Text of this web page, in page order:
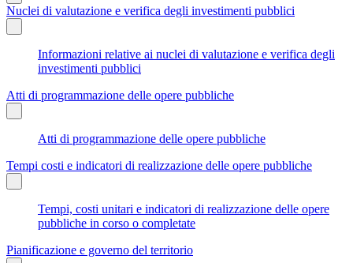
Nuclei di valutazione e verifica degli investimenti pubblici
Informazioni relative ai nuclei di valutazione e verifica degli
investimenti pubblici
Atti di programmazione delle opere pubbliche
Atti di programmazione delle opere pubbliche
Tempi costi e indicatori di realizzazione delle opere pubbliche
Tempi, costi unitari e indicatori di realizzazione delle opere
pubbliche in corso o completate
Pianificazione e governo del territorio